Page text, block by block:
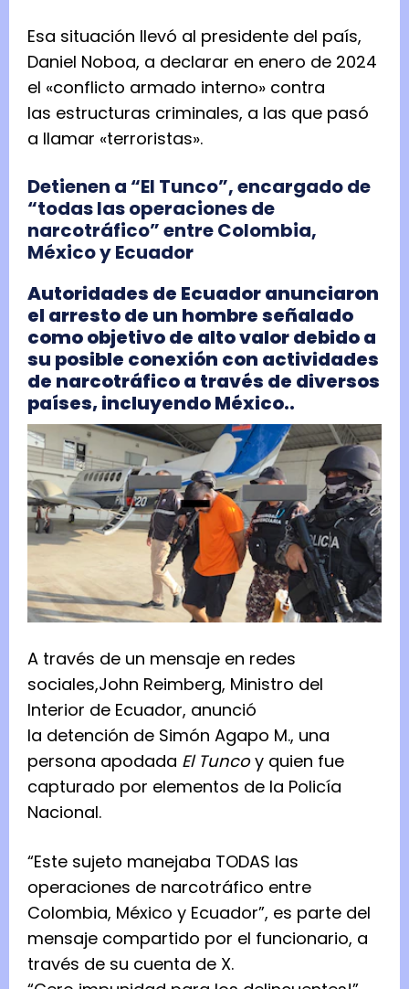
Esa situación llevó al presidente del país,
Daniel Noboa, a declarar en enero de 2024
el «conflicto armado interno» contra
las estructuras criminales, a las que pasó
a llamar «terroristas».
Detienen a “El Tunco”, encargado de
“todas las operaciones de
narcotráfico” entre Colombia,
México y Ecuador
Autoridades de Ecuador anunciaron
el arresto de un hombre señalado
como objetivo de alto valor debido a
su posible conexión con actividades
de narcotráfico a través de diversos
países, incluyendo México..
A través de un mensaje en redes
sociales,John Reimberg, Ministro del
Interior de Ecuador, anunció
la detención de Simón Agapo M., una
persona apodada El Tuncoy quien fue
capturado por elementos de la Policía
Nacional.
“Este sujeto manejaba TODAS las
operaciones de narcotráfico entre
Colombia, México y Ecuador”, es parte del
mensaje compartido por el funcionario, a
través de su cuenta de X.